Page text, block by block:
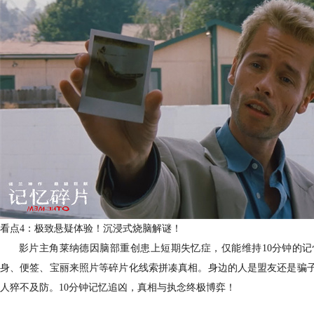
看点4：极致悬疑体验！沉浸式烧脑解谜！
影片主角莱纳德因脑部重创患上短期失忆症，仅能维持10分钟的
身、便签、宝丽来照片等碎片化线索拼凑真相。身边的人是盟友还是骗
人猝不及防。10分钟记忆追凶，真相与执念终极博弈！